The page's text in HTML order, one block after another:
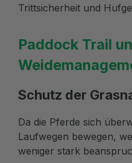
Trittsicherheit und
Paddock Trail
Schutz der
Da die Pferde sich
Laufwegen bewegen,
weniger stark